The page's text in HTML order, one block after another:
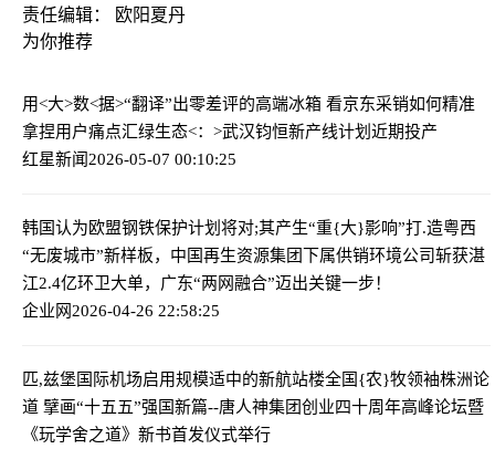
责任编辑： 欧阳夏丹
为你推荐
用<大>数<据>“翻译”出零差评的高端冰箱 看京东采销如何精准
拿捏用户痛点汇绿生态<：>武汉钧恒新产线计划近期投产
红星新闻2026-05-07 00:10:25
韩国认为欧盟钢铁保护计划将对;其产生“重{大}影响”打.造粤西
“无废城市”新样板，中国再生资源集团下属供销环境公司斩获湛
江2.4亿环卫大单，广东“两网融合”迈出关键一步！
企业网2026-04-26 22:58:25
匹,兹堡国际机场启用规模适中的新航站楼全国{农}牧领袖株洲论
道 擘画“十五五”强国新篇--唐人神集团创业四十周年高峰论坛暨
《玩学舍之道》新书首发仪式举行